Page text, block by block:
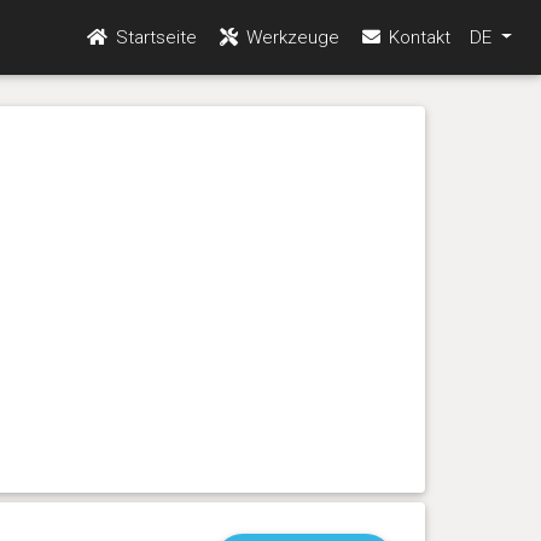
Startseite Werkzeuge Kontakt DE